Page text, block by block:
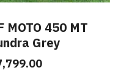
MOTO 450 MT
Grey